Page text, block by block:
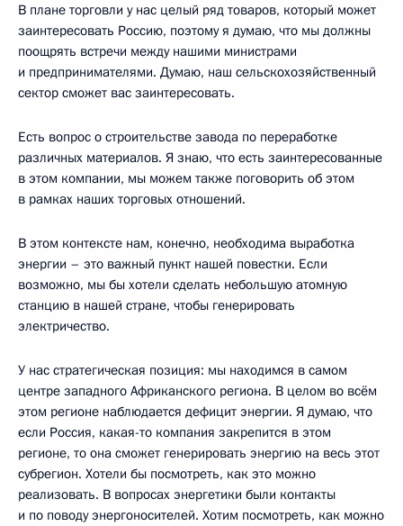
В плане торговли у нас целый ряд товаров, который может
заинтересовать Россию, поэтому я думаю, что мы должны
поощрять встречи между нашими министрами
и предпринимателями. Думаю, наш сельскохозяйственный
сектор сможет вас заинтересовать.
Есть вопрос о строительстве завода по переработке
различных материалов. Я знаю, что есть заинтересованные
в этом компании, мы можем также поговорить об этом
в рамках наших торговых отношений.
В этом контексте нам, конечно, необходима выработка
энергии – это важный пункт нашей повестки. Если
возможно, мы бы хотели сделать небольшую атомную
станцию в нашей стране, чтобы генерировать
электричество.
У нас стратегическая позиция: мы находимся в самом
центре западного Африканского региона. В целом во всём
этом регионе наблюдается дефицит энергии. Я думаю, что
если Россия, какая-то компания закрепится в этом
регионе, то она сможет генерировать энергию на весь этот
субрегион. Хотели бы посмотреть, как это можно
реализовать. В вопросах энергетики были контакты
и по поводу энергоносителей. Хотим посмотреть, как можно